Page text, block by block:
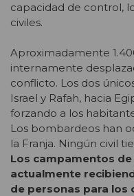
capacidad de control,
civiles.
Aproximadamente
internamente
conflicto. Los dos
Israel y Rafah, hacia
forzando a los
Los bombardeos han
la Franja. Ningún civil
Los campamentos
actualmente
de personas para los